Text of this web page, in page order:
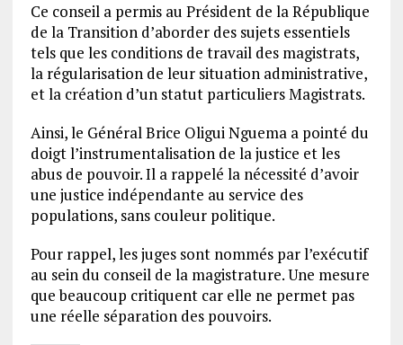
Ce conseil a permis au Président de la République
de la Transition d’aborder des sujets essentiels
tels que les conditions de travail des magistrats,
la régularisation de leur situation administrative,
et la création d’un statut particuliers Magistrats.
Ainsi, le Général Brice Oligui Nguema a pointé du
doigt l’instrumentalisation de la justice et les
abus de pouvoir. Il a rappelé la nécessité d’avoir
une justice indépendante au service des
populations, sans couleur politique.
Pour rappel, les juges sont nommés par l’exécutif
au sein du conseil de la magistrature. Une mesure
que beaucoup critiquent car elle ne permet pas
une réelle séparation des pouvoirs.